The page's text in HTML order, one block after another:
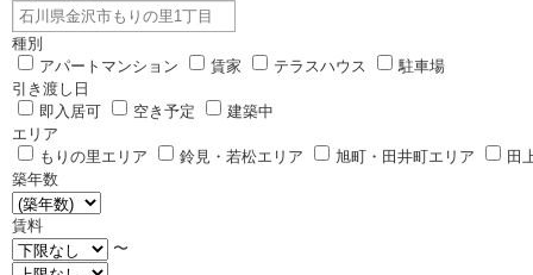
種別
アパートマンション
賃家 テラスハウス
駐車場
引き渡し日
即入居可
空き予定
建築中
エリア
もりの里エリア
鈴見・若松エリア 旭町・田井町エリア
田
築年数
賃料
〜